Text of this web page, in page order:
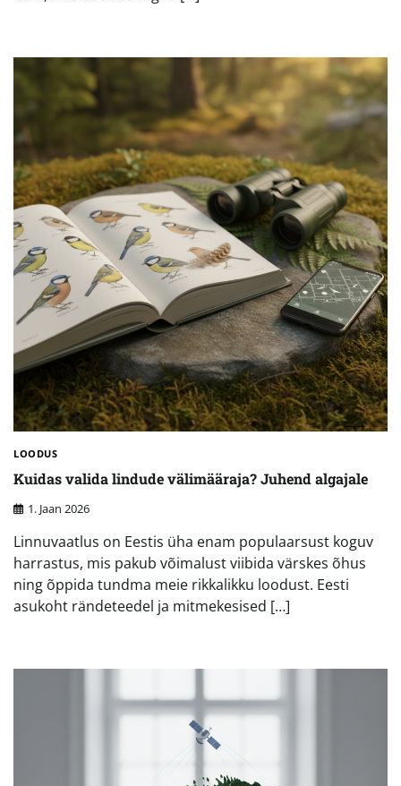
LOODUS
Kuidas valida lindude välimääraja? Juhend algajale
1. Jaan 2026
Linnuvaatlus on Eestis üha enam populaarsust koguv
harrastus, mis pakub võimalust viibida värskes õhus
ning õppida tundma meie rikkalikku loodust. Eesti
asukoht rändeteedel ja mitmekesised […]